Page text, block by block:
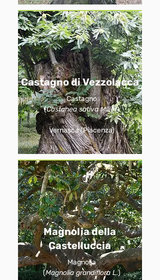
Castagno di Vezzolacca
Castagno
(Castanea sativa Miller)
Vernasca (Piacenza)
Magnolia della
Castelluccia
Magnolia
(Magnolia grandiflora L.)